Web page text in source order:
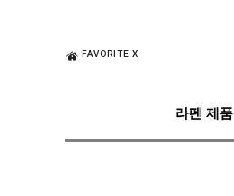
FAVORITE X
라펜 제품